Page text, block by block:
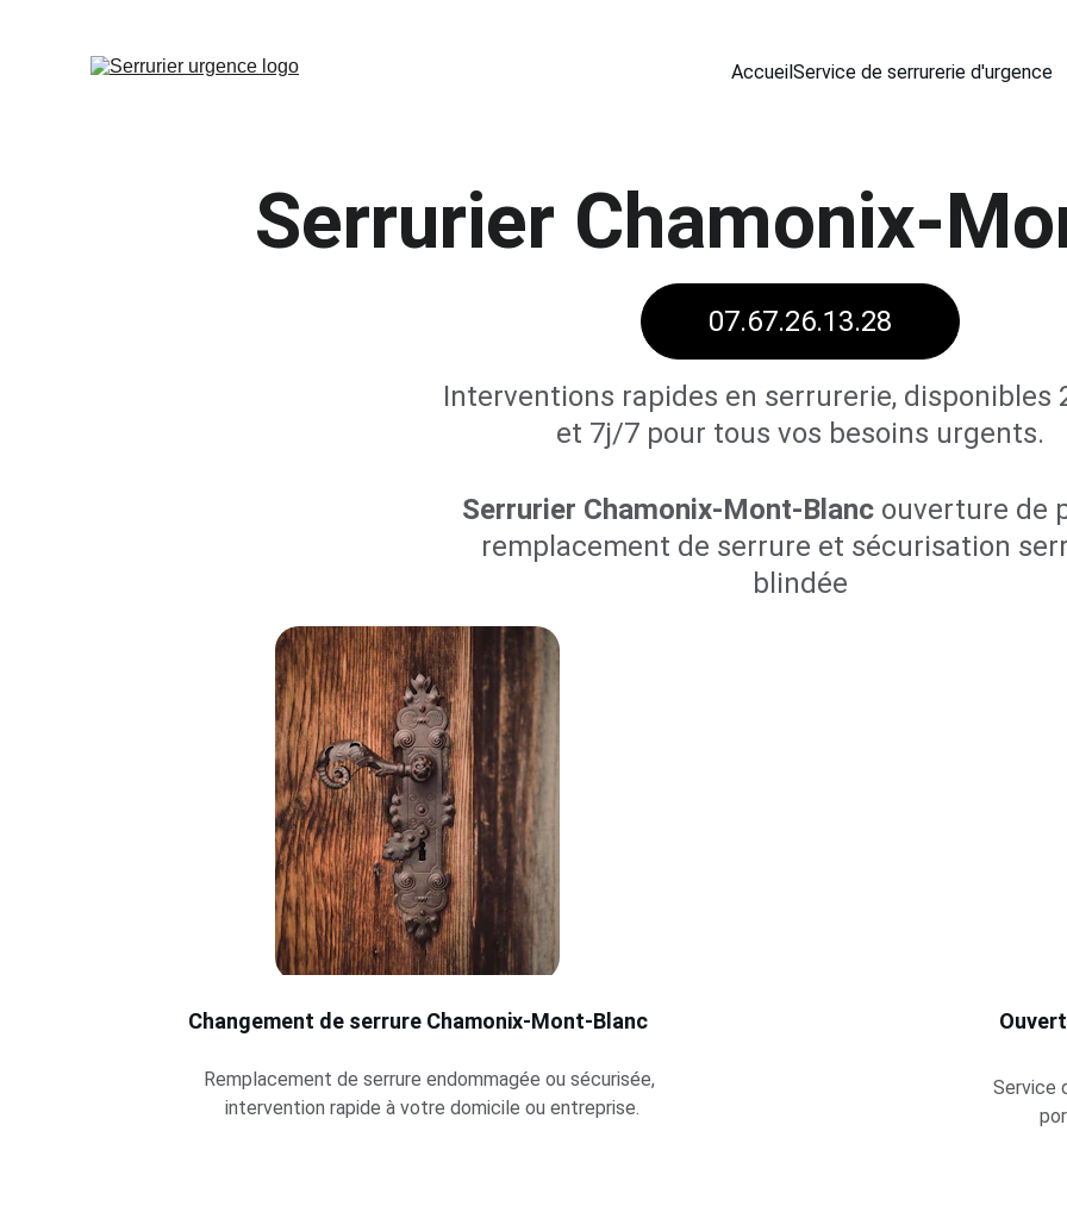
AccueilService de serrurerie d'urgence
Interventions rapides en serrurerie, disponibles
et 7j/7 pour tous vos besoins urgents.
Serrurier Chamonix-Mont-Blanc ouverture de
remplacement de serrure et sécurisation
blindée
Service
Changement de serrure Chamonix-Mont-Blanc
Remplacement de serrure endommagée ou sécurisée,
intervention rapide à votre domicile ou entreprise.
Serrurier Chamonix-
07.67.26.13.28